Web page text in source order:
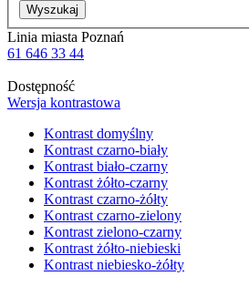
Wyszukaj
Linia miasta Poznań
61 646 33 44
Dostępność
Wersja kontrastowa
Kontrast domyślny
Kontrast czarno-biały
Kontrast biało-czarny
Kontrast żółto-czarny
Kontrast czarno-żółty
Kontrast czarno-zielony
Kontrast zielono-czarny
Kontrast żółto-niebieski
Kontrast niebiesko-żółty